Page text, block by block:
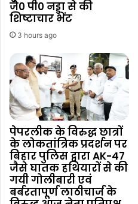
जे0 पी0 नड्डा से की
शिष्टाचार भेंट
3 hours ago
पेपरलीक के विरुद्ध छात्रों
के लोकतांत्रिक प्रदर्शन पर
बिहार पुलिस द्वारा AK-47
जैसे घातक हथियारों से की
गयी गोलीबारी एवं
बर्बरतापूर्ण लाठीचार्ज के